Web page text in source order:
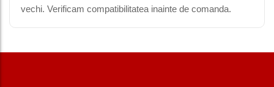
vechi. Verificam compatibilitatea inainte de comanda.